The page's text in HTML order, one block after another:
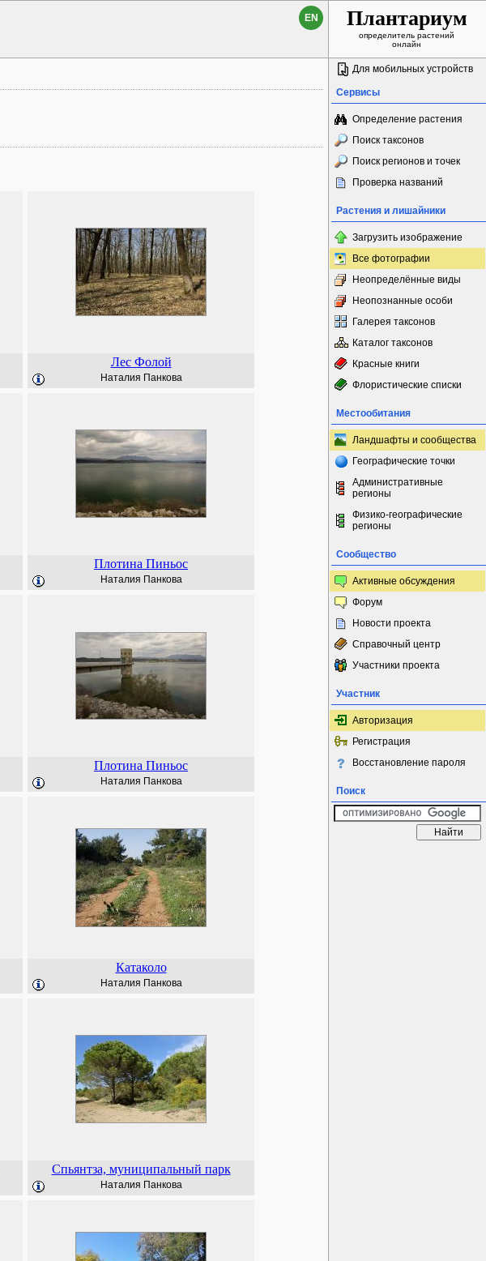
EN Плантариум
определитель растений
онлайн
Лес Фолой
Наталия Панкова
Плотина Пиньос
Наталия Панкова
Плотина Пиньос
Наталия Панкова
Катаколо
Наталия Панкова
Спьянтза, муниципальный парк
Наталия Панкова
Для мобильных устройств
Сервисы
Определение растения
Поиск таксонов
Поиск регионов и точек
Проверка названий
Растения и лишайники
Загрузить изображение
Все фотографии
Неопределённые виды
Неопознанные особи
Галерея таксонов
Каталог таксонов
Красные книги
Флористические списки
Местообитания
Ландшафты и сообщества
Географические точки
Административные
регионы
Физико-географические
регионы
Сообщество
Активные обсуждения
Форум
Новости проекта
Справочный центр
Участники проекта
Участник
Авторизация
Регистрация
Восстановление пароля
Поиск